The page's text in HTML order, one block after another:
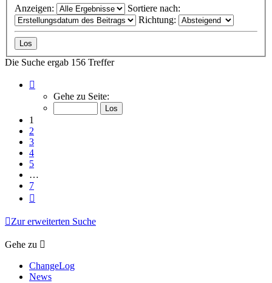
Anzeigen:
Sortiere nach:
Richtung:
Die Suche ergab 156 Treffer
von
Gehe zu Seite:
1
2
3
4
5
…
7
Zur erweiterten Suche
Gehe zu
ChangeLog
News